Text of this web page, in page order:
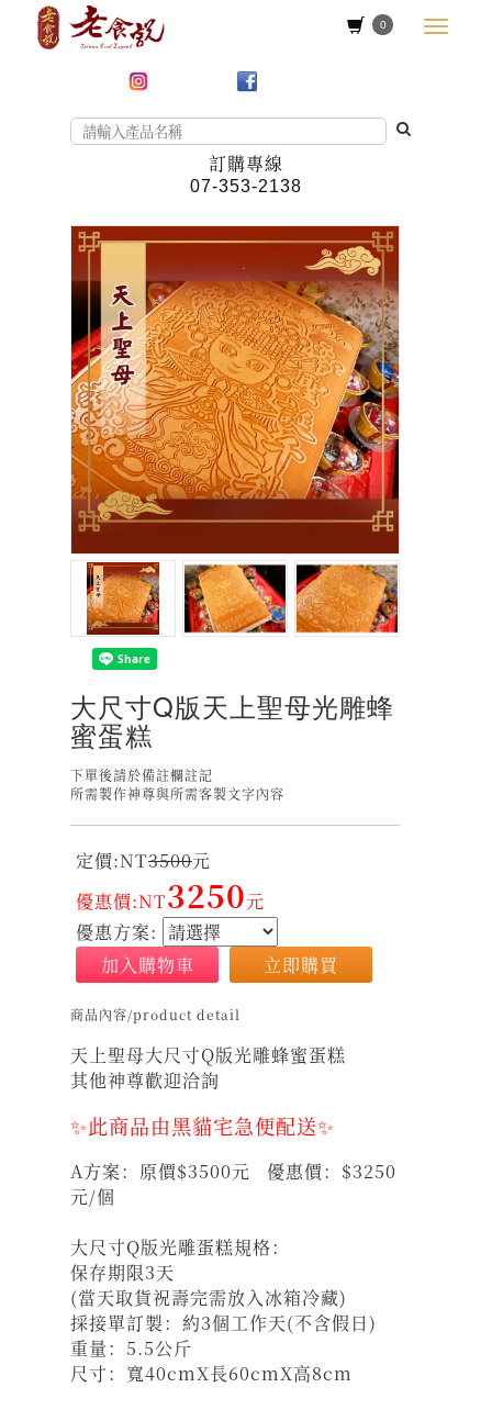
0
訂購專線
07-353-2138
大尺寸Q版天上聖母光雕蜂
蜜蛋糕
下單後請於備註欄註記
所需製作神尊與所需客製文字內容
定價:NT3500元
優惠價:NT3250元
優惠方案:
加入購物車
立即購買
商品內容/product detail
天上聖母大尺寸Q版光雕蜂蜜蛋糕
其他神尊歡迎洽詢
✨此商品由黑貓宅急便配送✨
A方案：原價$3500元 優惠價：$3250
元/個
大尺寸Q版光雕蛋糕規格：
保存期限3天
(當天取貨祝壽完需放入冰箱冷藏)
採接單訂製：約3個工作天(不含假日)
重量：5.5公斤
尺寸：寬40cmX長60cmX高8cm